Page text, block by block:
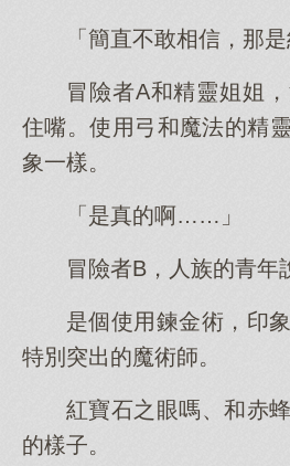
「簡直不敢相信，那
冒險者A和精靈姐姐
住嘴。使用弓和魔法的精
象一樣。
「是真的啊……」
冒險者B，人族的青年
是個使用鍊金術，印
特別突出的魔術師。
紅寶石之眼嗎、和赤
的樣子。